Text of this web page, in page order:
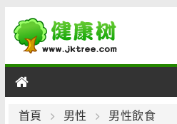
男性
首頁 男性 男性飲食